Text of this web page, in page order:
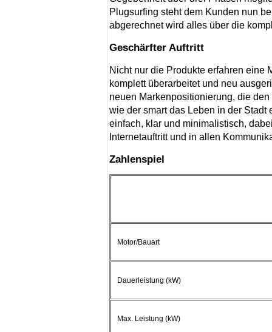
Plugsurfing steht dem Kunden nun
abgerechnet wird alles über die
Geschärfter Auftritt
Nicht nur die Produkte erfahren eine
komplett überarbeitet und neu
neuen Markenpositionierung, die
wie der smart das Leben in der
einfach, klar und minimalistisch,
Internetauftritt und in allen
Zahlenspiel
Motor/Bauart
Dauerleistung (kW)
Max. Leistung (kW)